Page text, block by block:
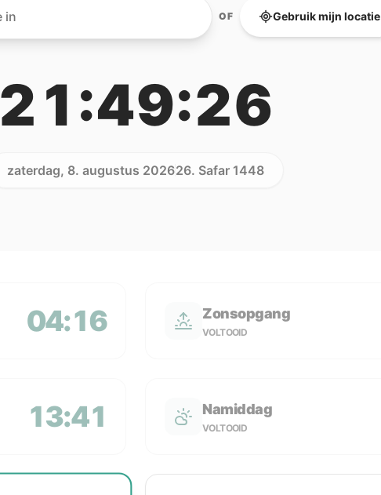
OF Gebruik mijn locatie
21:49:26
zaterdag, 8. augustus 202626. Safar 1448
04:16 Zonsopgang
VOLTOOID
13:41 Namiddag
VOLTOOID